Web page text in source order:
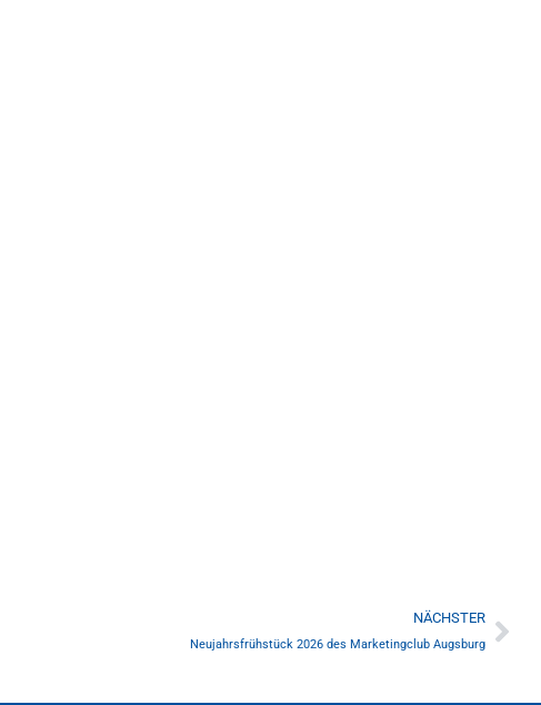
NÄCHSTER
Neujahrsfrühstück 2026 des Marketingclub Augsburg